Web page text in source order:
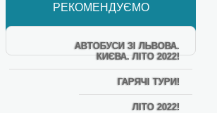
РЕКОМЕНДУЄМО
АВТОБУСИ ЗІ ЛЬВОВА.
КИЄВА. ЛІТО 2022!
ГАРЯЧІ ТУРИ!
ЛІТО 2022!